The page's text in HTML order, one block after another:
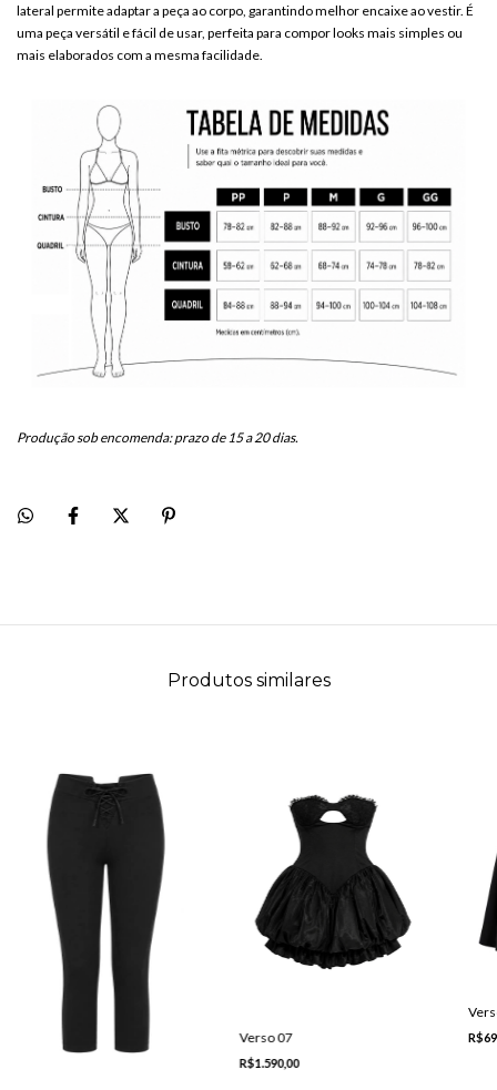
lateral permite adaptar a peça ao corpo, garantindo melhor encaixe ao vestir. É
uma peça versátil e fácil de usar, perfeita para compor looks mais simples ou
mais elaborados com a mesma facilidade.
Produção sob encomenda: prazo de 15 a 20 dias.
Produtos similares
Verso 07
R$1.590,00